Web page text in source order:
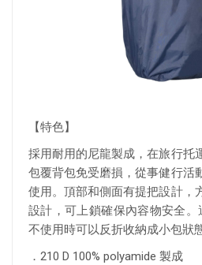
【特色】
採用耐用的尼龍製成，在旅行托
包覆背包免受磨損，從事健行活
使用。頂部和側面有提把設計，
設計，可上鎖確保內容物安全。
不使用時可以反折收納成小包狀態
．210 D 100% polyamide 製成